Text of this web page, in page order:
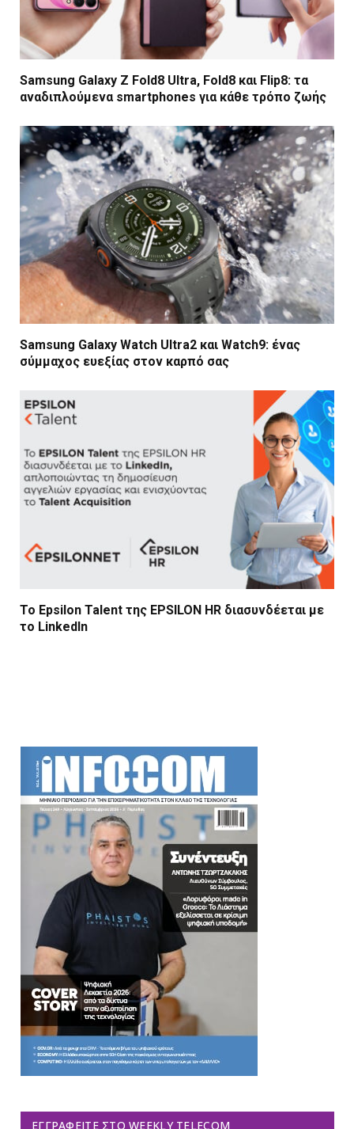
Samsung Galaxy Z Fold8 Ultra, Fold8 και Flip8: τα
αναδιπλούμενα smartphones για κάθε τρόπο ζωής
Samsung Galaxy Watch Ultra2 και Watch9: ένας
σύμμαχος ευεξίας στον καρπό σας
Το Epsilon Talent της EPSILON HR διασυνδέεται με
το LinkedIn
ΕΓΓΡΑΦΕΊΤΕ ΣΤΟ WEEKLY TELECOM